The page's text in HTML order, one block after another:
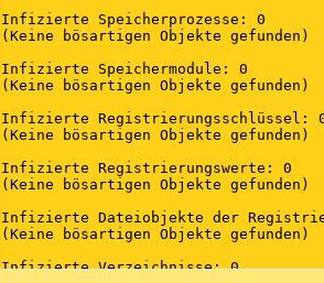
Infizierte Speicherprozesse: 0
(Keine bösartigen Objekte gefunden)
Infizierte Speichermodule: 0
(Keine bösartigen Objekte gefunden)
Infizierte Registrierungsschlüssel:
(Keine bösartigen Objekte gefunden)
Infizierte Registrierungswerte: 0
(Keine bösartigen Objekte gefunden)
Infizierte Dateiobjekte der
(Keine bösartigen Objekte gefunden)
Infizierte Verzeichnisse: 0